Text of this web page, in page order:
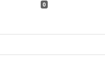
0